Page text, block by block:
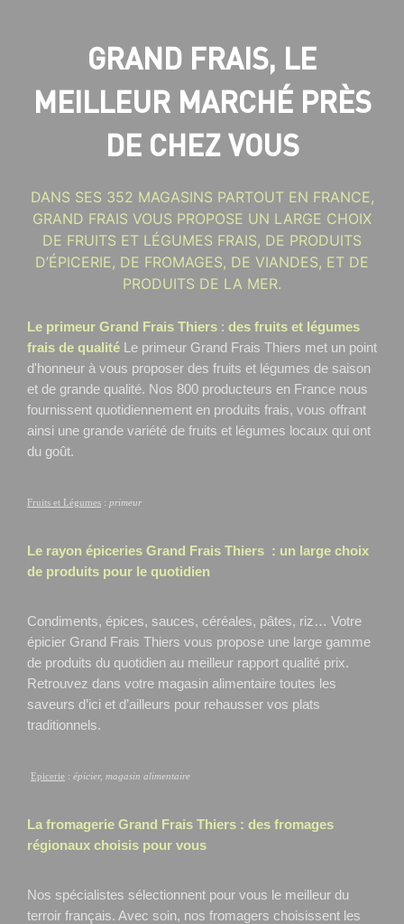
GRAND FRAIS, LE
MEILLEUR MARCHÉ PRÈS
DE CHEZ VOUS
DANS SES 352 MAGASINS PARTOUT EN FRANCE,
GRAND FRAIS VOUS PROPOSE UN LARGE CHOIX
DE FRUITS ET LÉGUMES FRAIS, DE PRODUITS
D’ÉPICERIE, DE FROMAGES, DE VIANDES, ET DE
PRODUITS DE LA MER.
Le primeur Grand Frais Thiers : des fruits et légumes
frais de qualité Le primeur Grand Frais Thiers met un point
d'honneur à vous proposer des fruits et légumes de saison
et de grande qualité. Nos 800 producteurs en France nous
fournissent quotidiennement en produits frais, vous offrant
ainsi une grande variété de fruits et légumes locaux qui ont
du goût.
Fruits et Légumes : primeur
Le rayon épiceries Grand Frais Thiers : un large choix
de produits pour le quotidien
Condiments, épices, sauces, céréales, pâtes, riz… Votre
épicier Grand Frais Thiers vous propose une large gamme
de produits du quotidien au meilleur rapport qualité prix.
Retrouvez dans votre magasin alimentaire toutes les
saveurs d’ici et d’ailleurs pour rehausser vos plats
traditionnels.
Epicerie : épicier, magasin alimentaire
La fromagerie Grand Frais Thiers : des fromages
régionaux choisis pour vous
Nos spécialistes sélectionnent pour vous le meilleur du
terroir français. Avec soin, nos fromagers choisissent les